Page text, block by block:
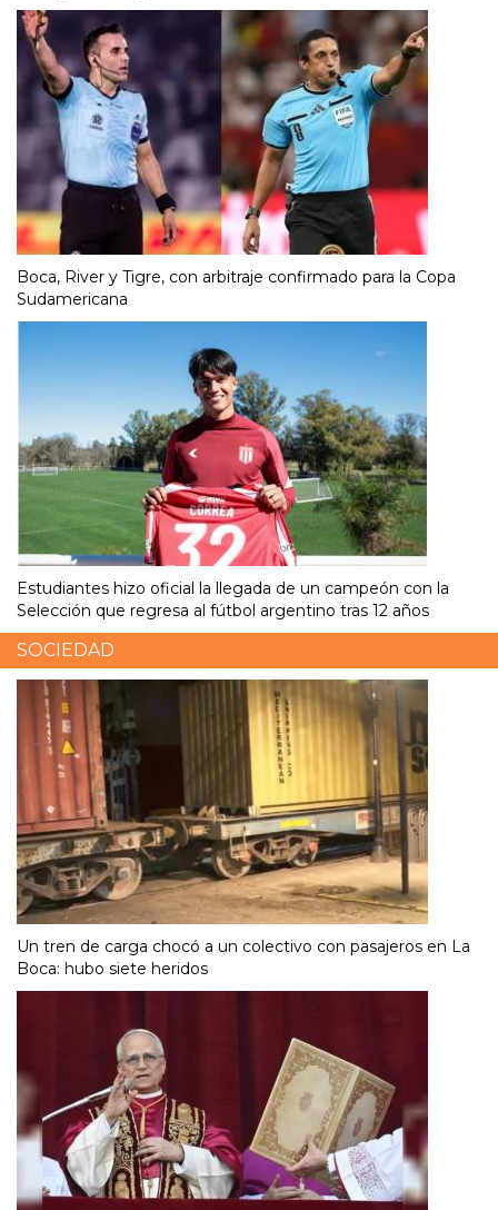
Boca, River y Tigre, con arbitraje confirmado para la Copa
Sudamericana
Estudiantes hizo oficial la llegada de un campeón con la
Selección que regresa al fútbol argentino tras 12 años
SOCIEDAD
Un tren de carga chocó a un colectivo con pasajeros en La
Boca: hubo siete heridos